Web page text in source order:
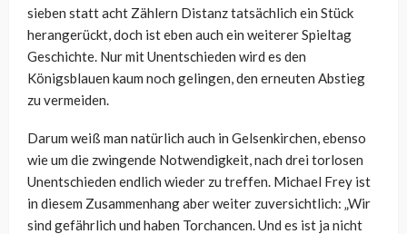
sieben statt acht Zählern Distanz tatsächlich ein Stück
herangerückt, doch ist eben auch ein weiterer Spieltag
Geschichte. Nur mit Unentschieden wird es den
Königsblauen kaum noch gelingen, den erneuten Abstieg
zu vermeiden.
Darum weiß man natürlich auch in Gelsenkirchen, ebenso
wie um die zwingende Notwendigkeit, nach drei torlosen
Unentschieden endlich wieder zu treffen. Michael Frey ist
in diesem Zusammenhang aber weiter zuversichtlich: „Wir
sind gefährlich und haben Torchancen. Und es ist ja nicht